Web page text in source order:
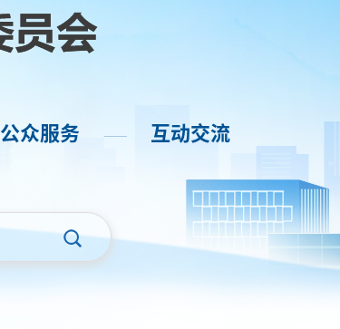
公众服务 —— 互动交流